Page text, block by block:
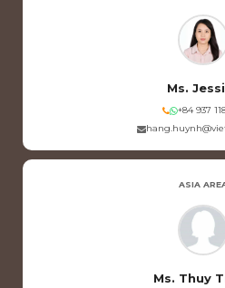
Ms.
+84 937
ASIA
Ms. Thuy